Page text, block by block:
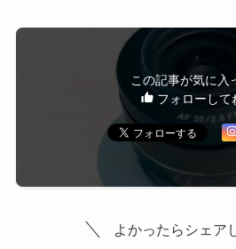
この記事が気に入
フォローして
よかったらシェア